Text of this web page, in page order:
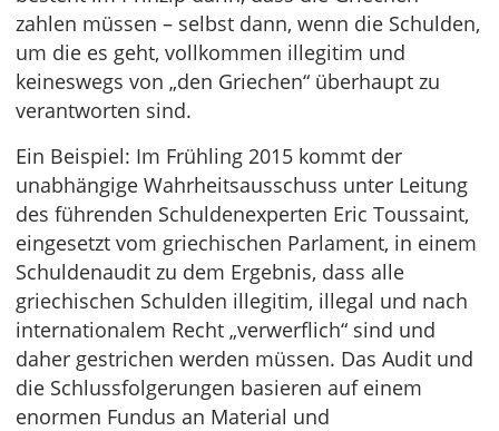
zahlen müssen – selbst dann, wenn die Schulden,
um die es geht, vollkommen illegitim und
keineswegs von „den Griechen“ überhaupt zu
verantworten sind.
Ein Beispiel: Im Frühling 2015 kommt der
unabhängige Wahrheitsausschuss unter Leitung
des führenden Schuldenexperten Eric Toussaint,
eingesetzt vom griechischen Parlament, in einem
Schuldenaudit zu dem Ergebnis, dass alle
griechischen Schulden illegitim, illegal und nach
internationalem Recht „verwerflich“ sind und
daher gestrichen werden müssen. Das Audit und
die Schlussfolgerungen basieren auf einem
enormen Fundus an Material und